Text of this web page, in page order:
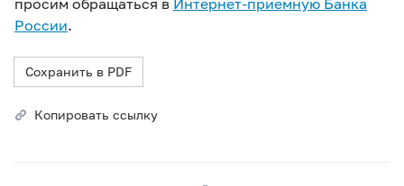
России.
Сохранить в PDF
Копировать ссылку